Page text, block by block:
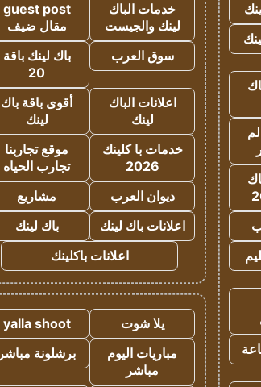
خدمات الباك
لينك والجيست
guest post
مقال ضيف
سوق العرب
باك لينك باقة
20
اعلانات الباك
لينك
أقوى باقة باك
لينك
خدمات با كلينك
2026
موقع تجاربنا
تجارب الحياه
ديوان العرب
مشاريع
اعلانات باك لينك
باك لينك
اعلانات باكلينك
يلا شوت
yalla shoot
مباريات اليوم
مباشر
برشلونة مباشر